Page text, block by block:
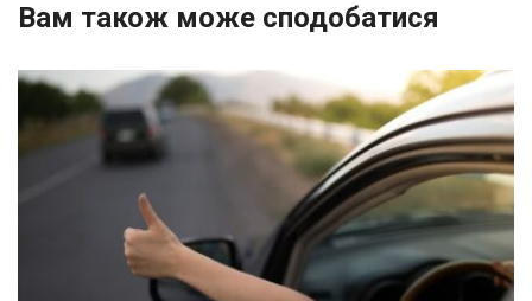
Вам також може сподобатися